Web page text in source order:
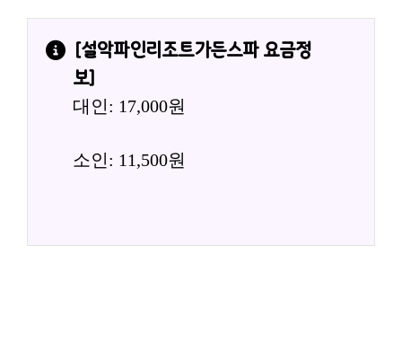
[설악파인리조트가든스파 요금정
보]
대인: 17,000원
소인: 11,500원